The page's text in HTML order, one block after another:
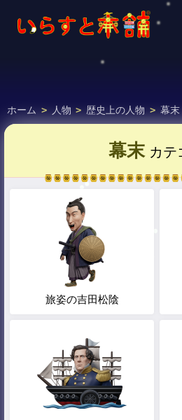
ホーム > 人物 > 歴史上の人物 > 幕末
幕末カテ
旅姿の吉田松陰